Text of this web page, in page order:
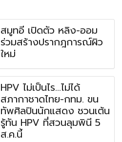
สมูทอี เปิดตัว หลิง-ออม
ร่วมสร้างปรากฎการณ์ผิว
ใหม่
HPV ไม่เป็นไร...ไม่ได้
สภากาชาดไทย-กทม. ขน
ทัพศิลปินนักแสดง ชวนเต้น
รู้ทัน HPV ที่สวนลุมพินี 5
ส.ค.นี้